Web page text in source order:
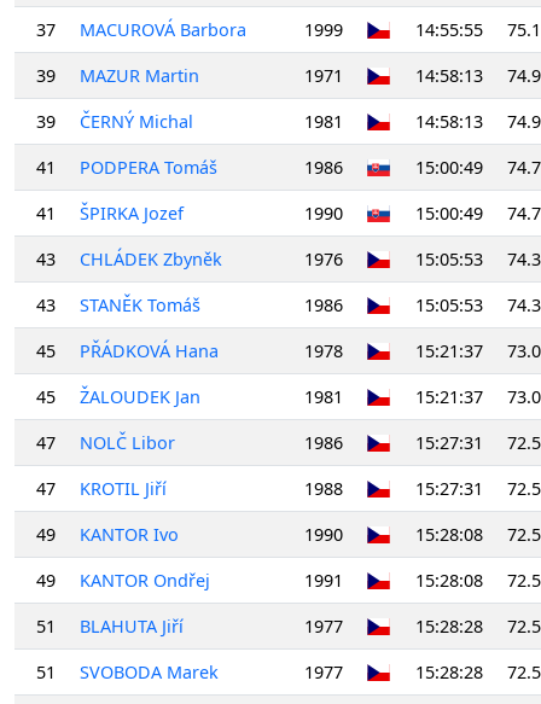
37
MACUROVÁ Barbora 1999 14:55:55
39
MAZUR Martin 1971 14:58:13
39
ČERNÝ Michal 1981 14:58:13
41
PODPERA Tomáš 1986 15:00:49
41
ŠPIRKA Jozef 1990 15:00:49
43
CHLÁDEK Zbyněk 1976 15:05:53
43
STANĚK Tomáš 1986 15:05:53
45
PŘÁDKOVÁ Hana 1978 15:21:37
45
ŽALOUDEK Jan 1981 15:21:37
47
NOLČ Libor 1986 15:27:31
47
KROTIL Jiří 1988 15:27:31
49
KANTOR Ivo 1990 15:28:08
49
KANTOR Ondřej 1991 15:28:08
51
BLAHUTA Jiří 1977 15:28:28
51
SVOBODA Marek 1977 15:28:28